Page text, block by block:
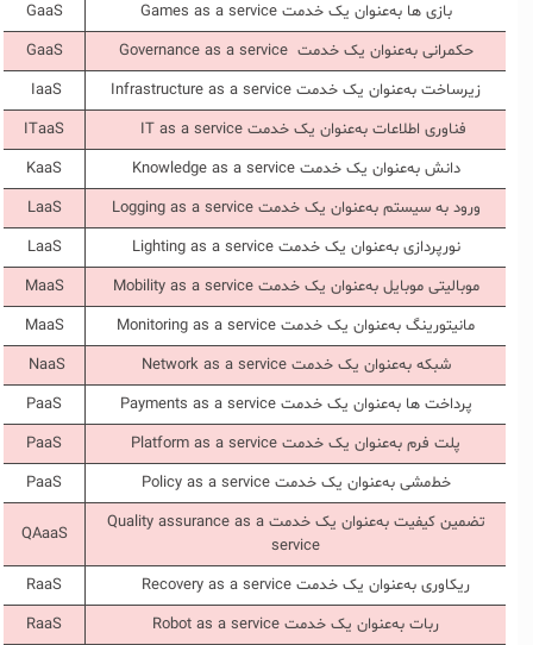
بازی ها به‌عنوان یک خدمت Games as a service
GaaS
حکمرانی به‌عنوان یک خدمت Governance as a service
GaaS
زیرساخت به‌عنوان یک خدمت Infrastructure as a service
IaaS
فناوری اطلاعات به‌عنوان یک خدمت IT as a service
ITaaS
دانش به‌عنوان یک خدمت Knowledge as a service
KaaS
ورود به سیستم به‌عنوان یک خدمت Logging as a service
LaaS
نورپردازی به‌عنوان یک خدمت Lighting as a service
LaaS
موبالیتی موبایل به‌عنوان یک خدمت Mobility as a service
MaaS
مانیتورینگ به‌عنوان یک خدمت Monitoring as a service
MaaS
شبکه به‌عنوان یک خدمت Network as a service
NaaS
پرداخت ها به‌عنوان یک خدمت Payments as a service
PaaS
پلت فرم به‌عنوان یک خدمت Platform as a service
PaaS
خط‌مشی به‌عنوان یک خدمت Policy as a service
PaaS
تضمین کیفیت به‌عنوان یک خدمت Quality assurance as a
service
QAaaS
ریکاوری به‌عنوان یک خدمت Recovery as a service
RaaS
ربات به‌عنوان یک خدمت Robot as a service
RaaS